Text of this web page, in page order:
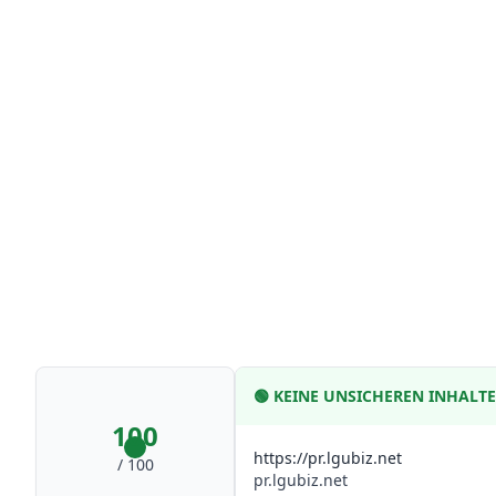
100
/ 100
🟢 KEINE UNSICHEREN
https://pr.lgubiz.net
pr.lgubiz.net